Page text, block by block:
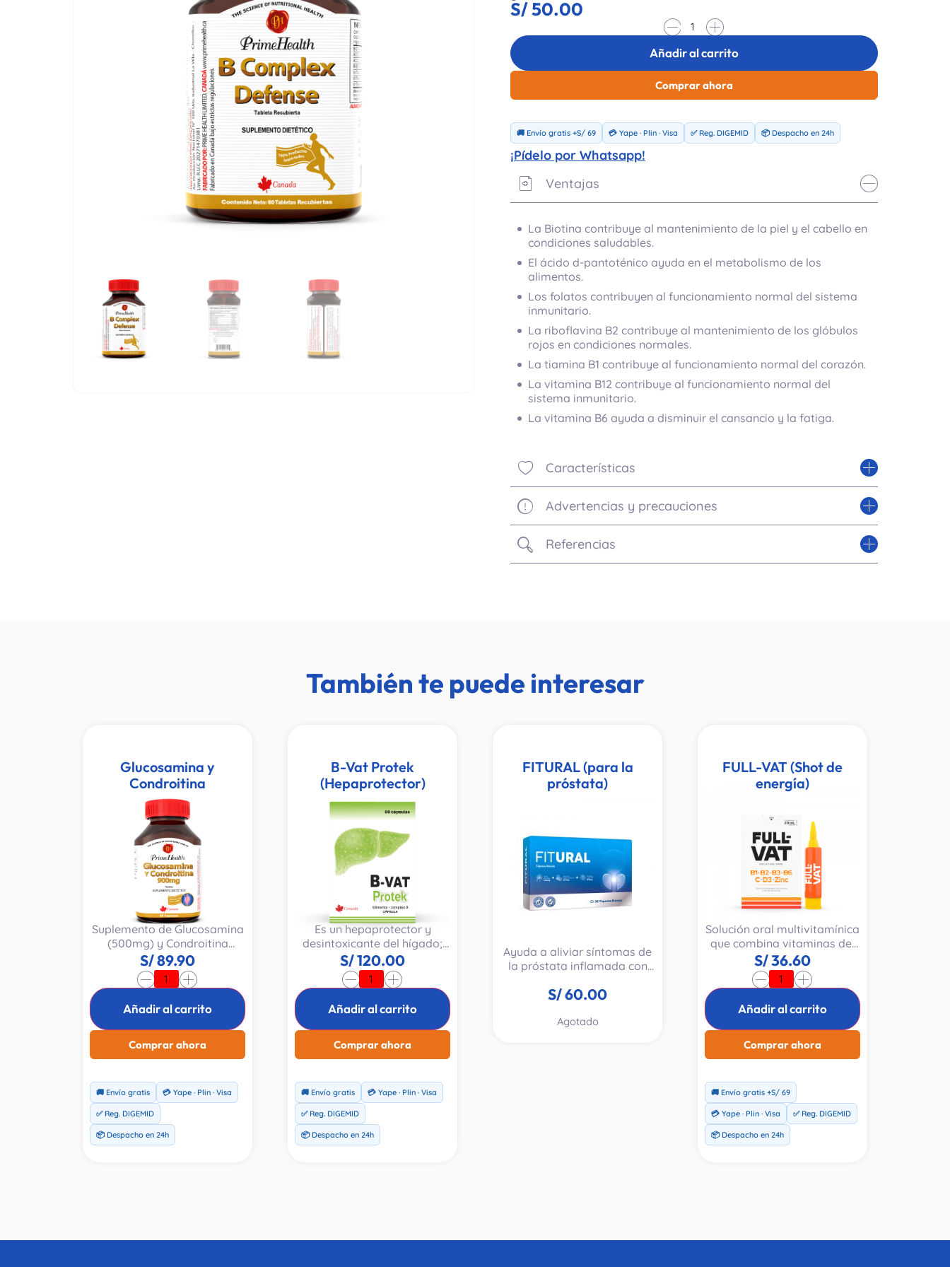
S/50.00
-
+
Añadir al carrito
Comprar ahora
🚚 Envío gratis +S/ 69 💳 Yape · Plin · Visa ✅ Reg. DIGEMID 📦 Despacho en 24h
¡Pídelo por Whatsapp!
Ventajas
La Biotina contribuye al mantenimiento de la piel y el cabello en
condiciones saludables.
El ácido d-pantoténico ayuda en el metabolismo de los
alimentos.
Los folatos contribuyen al funcionamiento normal del sistema
inmunitario.
La riboflavina B2 contribuye al mantenimiento de los glóbulos
rojos en condiciones normales.
La tiamina B1 contribuye al funcionamiento normal del corazón.
La vitamina B12 contribuye al funcionamiento normal del
sistema inmunitario.
La vitamina B6 ayuda a disminuir el cansancio y la fatiga.
Características
Advertencias y precauciones
Referencias
También te puede interesar
Glucosamina y
Condroitina
Suplemento de Glucosamina
(500mg) y Condroitina
(400mg) en tabletas para
articulaciones. Fabricado en
Canada por Prime Health.
S/89.90
-
+
Añadir al carrito
Comprar ahora
🚚 Envío gratis 💳 Yape · Plin · Visa
✅ Reg. DIGEMID
📦 Despacho en 24h
B-Vat Protek
(Hepaprotector)
Es un hepaprotector y
desintoxicante del hígado;
que contiene vitaminas B1,
B2, B3, B5, B6 y Silimarina.
S/120.00
-
+
Añadir al carrito
Comprar ahora
🚚 Envío gratis 💳 Yape · Plin · Visa
✅ Reg. DIGEMID
📦 Despacho en 24h
FITURAL (para la
próstata)
Ayuda a aliviar síntomas de
la próstata inflamada con
mejoran el flujo urinario y
Síntomas urinarios causados
S/60.00
Agotado
FULL-VAT (Shot de
energía)
Solución oral multivitamínica
que combina vitaminas del
complejo B, vitamina C,
vitamina D3 y zinc para
apoyar el metabolismo
S/36.60
-
+
Añadir al carrito
Comprar ahora
🚚 Envío gratis +S/ 69
💳 Yape · Plin · Visa ✅ Reg. DIGEMID
📦 Despacho en 24h